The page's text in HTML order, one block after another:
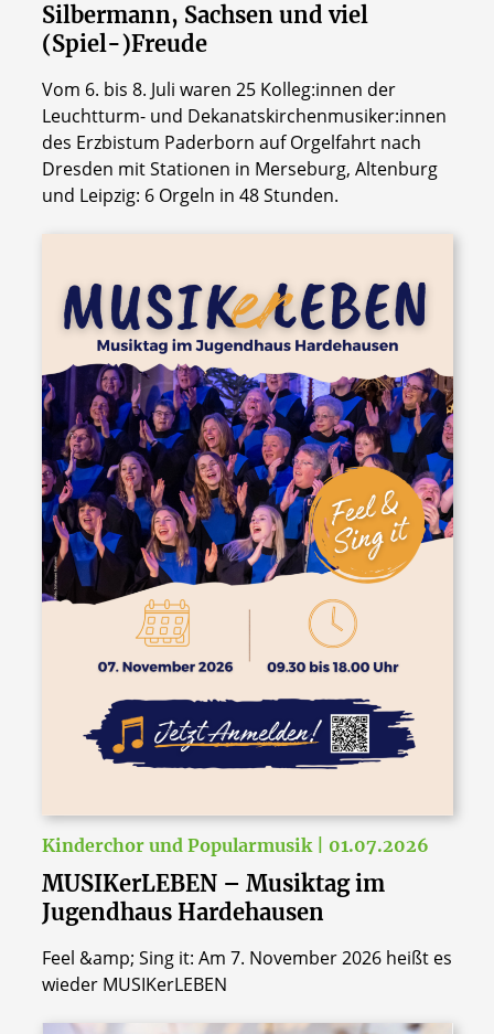
Silbermann, Sachsen und viel
(Spiel-)Freude
Vom 6. bis 8. Juli waren 25 Kolleg:innen der
Leuchtturm- und Dekanatskirchenmusiker:innen
des Erzbistum Paderborn auf Orgelfahrt nach
Dresden mit Stationen in Merseburg, Altenburg
und Leipzig: 6 Orgeln in 48 Stunden.
Kinderchor und Popularmusik | 01.07.2026
MUSIKerLEBEN – Musiktag im
Jugendhaus Hardehausen
Feel &amp; Sing it: Am 7. November 2026 heißt es
wieder MUSIKerLEBEN